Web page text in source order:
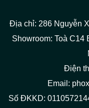
Địa chỉ: 286 Nguyễn
Showroom: Toà C14
Điện
Email:
Số ĐKKD: